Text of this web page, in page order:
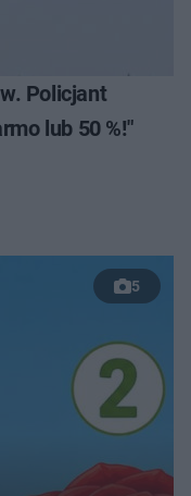
Policjant
lub 50 %!"
5